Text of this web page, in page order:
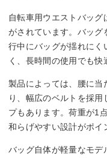
自転車用ウエストバッ
がされています。バッグ
行中にバッグが揺れにく
く、長時間の使用でも快
製品によっては、腰に当
り、幅広のベルトを採
プもあります。荷重が1
和らげやすい設計がポイ
バッグ自体が軽量なモデ